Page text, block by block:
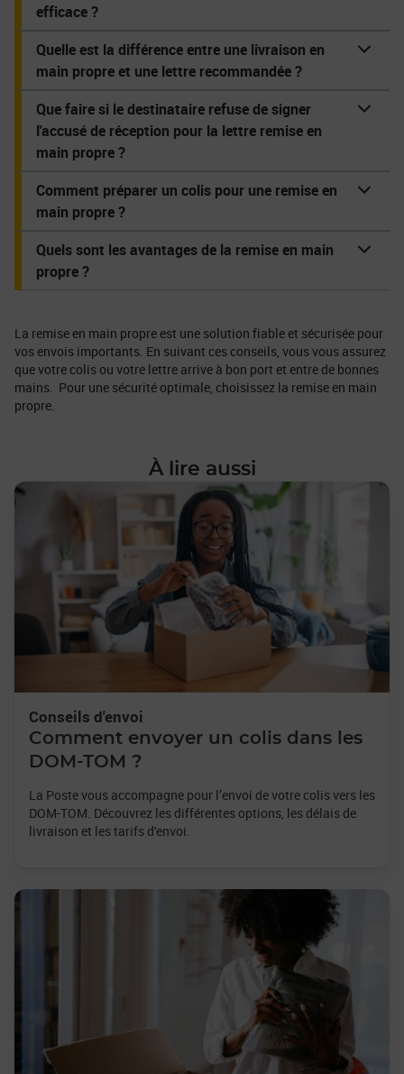
efficace ?
Quelle est la différence entre une livraison en
main propre et une lettre recommandée ?
Que faire si le destinataire refuse de signer
l'accusé de réception pour la lettre remise en
main propre ?
Comment préparer un colis pour une remise en
main propre ?
Quels sont les avantages de la remise en main
propre ?
La remise en main propre est une solution fiable et sécurisée pour
vos envois importants. En suivant ces conseils, vous vous assurez
que votre colis ou votre lettre arrive à bon port et entre de bonnes
mains. Pour une sécurité optimale, choisissez la remise en main
propre.
À lire aussi
Conseils d'envoi
Comment envoyer un colis dans les
DOM-TOM ?
La Poste vous accompagne pour l’envoi de votre colis vers les
DOM-TOM. Découvrez les différentes options, les délais de
livraison et les tarifs d'envoi.